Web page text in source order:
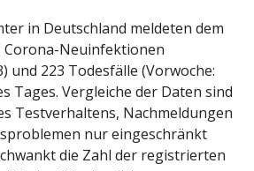
in Deutschland meldeten dem
Corona-Neuinfektionen
und 223 Todesfälle (Vorwoche:
Tages. Vergleiche der Daten sind
Testverhaltens, Nachmeldungen
nur eingeschränkt
die Zahl der registrierten